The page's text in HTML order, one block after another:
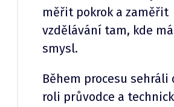
měřit pokrok a zaměřit
vzdělávání tam, kde
smysl.
Během procesu sehráli
roli průvodce a